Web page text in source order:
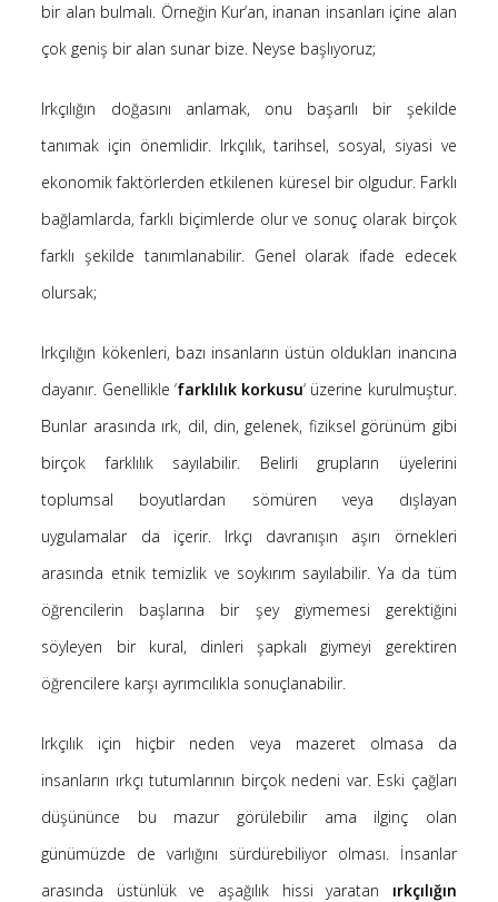
- Kendime Düşünceler
10 Kasım 2024
10 Kasım 2024
Ayfer Kaya-Saçı Örtmek Kur’an’ın Emri midir?
30 Nisan 2020
laçin-Saçı Örtmek Kur’an’ın Emri midir?
Kategoriler
Bilim (8)
Bilişim(4)
Linux(4)
Düşünce Yazıları(19)
Film Tavsiyesi(52)
Kendime Düşünceler(4)
Kitap Tavsiyesi(47)
gerçek, seni özgür kılacak.
bir alan bulmalı. Örneğin Kur’an, inanan insanları içine alan
çok geniş bir alan sunar bize. Neyse başlıyoruz;
Irkçılığın doğasını anlamak, onu başarılı bir şekilde
tanımak için önemlidir. Irkçılık, tarihsel, sosyal, siyasi ve
ekonomik faktörlerden etkilenen küresel bir olgudur. Farklı
bağlamlarda, farklı biçimlerde olur ve sonuç olarak birçok
farklı şekilde tanımlanabilir. Genel olarak ifade edecek
olursak;
Irkçılığın kökenleri, bazı insanların üstün oldukları inancına
dayanır. Genellikle ‘farklılık korkusu‘ üzerine kurulmuştur.
Bunlar arasında ırk, dil, din, gelenek, fiziksel görünüm gibi
birçok farklılık sayılabilir. Belirli grupların üyelerini
toplumsal boyutlardan sömüren veya dışlayan
uygulamalar da içerir. Irkçı davranışın aşırı örnekleri
arasında etnik temizlik ve soykırım sayılabilir. Ya da tüm
öğrencilerin başlarına bir şey giymemesi gerektiğini
söyleyen bir kural, dinleri şapkalı giymeyi gerektiren
öğrencilere karşı ayrımcılıkla sonuçlanabilir.
Irkçılık için hiçbir neden veya mazeret olmasa da
insanların ırkçı tutumlarının birçok nedeni var. Eski çağları
düşününce bu mazur görülebilir ama ilginç olan
günümüzde de varlığını sürdürebiliyor olması. İnsanlar
arasında üstünlük ve aşağılık hissi yaratan ırkçılığın